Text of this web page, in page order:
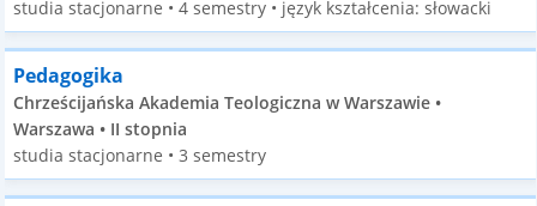
studia stacjonarne • 4 semestry • język kształcenia: słowacki
Pedagogika
Chrześcijańska Akademia Teologiczna w Warszawie •
Warszawa • II stopnia
studia stacjonarne • 3 semestry